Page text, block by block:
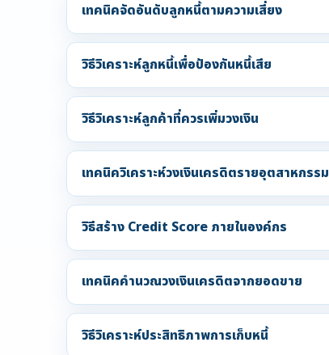
เทคนิคจัดอันดับลูกหนี้ตามความเสี่ยง
วิธีวิเคราะห์ลูกหนี้เพื่อป้องกันหนี้เสีย
วิธีวิเคราะห์ลูกค้าที่ควรเพิ่มวงเงิน
เทคนิควิเคราะห์วงเงินเครดิตรายอุตสาหกรรม
วิธีสร้าง Credit Score ภายในองค์กร
เทคนิคคำนวณวงเงินเครดิตจากยอดขาย
วิธีวิเคราะห์ประสิทธิภาพการเก็บหนี้